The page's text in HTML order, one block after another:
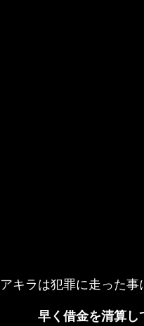
アキラは犯罪に走った事
早く借金を清算し